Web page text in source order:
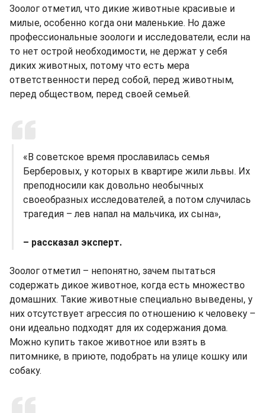
Зоолог отметил, что дикие животные красивые и
милые, особенно когда они маленькие. Но даже
профессиональные зоологи и исследователи, если на
то нет острой необходимости, не держат у себя
диких животных, потому что есть мера
ответственности перед собой, перед животным,
перед обществом, перед своей семьей.
«В советское время прославилась семья
Берберовых, у которых в квартире жили львы. Их
преподносили как довольно необычных
своеобразных исследователей, а потом случилась
трагедия – лев напал на мальчика, их сына»,
– рассказал эксперт.
Зоолог отметил – непонятно, зачем пытаться
содержать дикое животное, когда есть множество
домашних. Такие животные специально выведены, у
них отсутствует агрессия по отношению к человеку –
они идеально подходят для их содержания дома.
Можно купить такое животное или взять в
питомнике, в приюте, подобрать на улице кошку или
собаку.